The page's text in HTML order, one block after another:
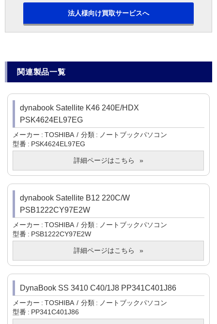
法人様向け買取サービスへ
関連製品一覧
dynabook Satellite K46 240E/HDX
PSK4624EL97EG
メーカー TOSHIBA 分類
ノートブックパソコン
型番
PSK4624EL97EG
詳細ページはこちら
dynabook Satellite B12 220C/W
PSB1222CY97E2W
メーカー TOSHIBA 分類
ノートブックパソコン
型番
PSB1222CY97E2W
詳細ページはこちら
DynaBook SS 3410 C40/1J8 PP341C401J86
メーカー TOSHIBA 分類
ノートブックパソコン
型番
PP341C401J86